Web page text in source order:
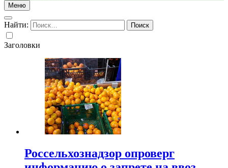
Меню
Найти:
Заголовки
Россельхознадзор опроверг